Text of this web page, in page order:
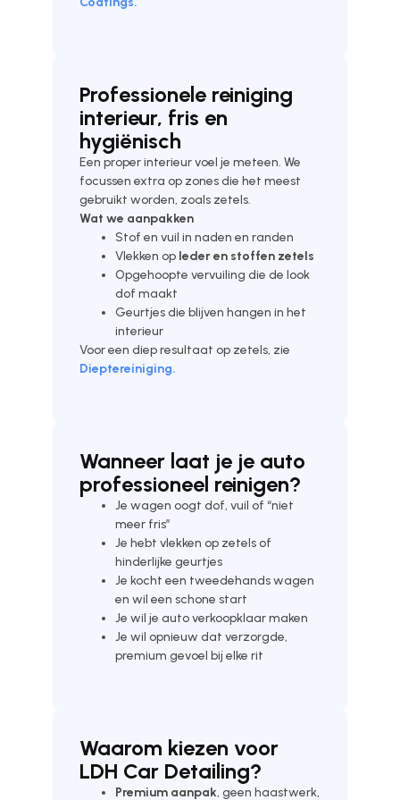
Professionele reiniging
interieur, fris en
hygiënisch
Een proper interieur voel je meteen. We
focussen extra op zones die het meest
gebruikt worden, zoals zetels.
Wat we aanpakken
Stof en vuil in naden en randen
Vlekken op leder en stoffen zetels
Opgehoopte vervuiling die de look
dof maakt
Geurtjes die blijven hangen in het
interieur
Voor een diep resultaat op zetels, zie
Dieptereiniging.
Wanneer laat je je auto
professioneel reinigen?
Je wagen oogt dof, vuil of “niet
meer fris”
Je hebt vlekken op zetels of
hinderlijke geurtjes
Je kocht een tweedehands wagen
en wil een schone start
Je wil je auto verkoopklaar maken
Je wil opnieuw dat verzorgde,
premium gevoel bij elke rit
Waarom kiezen voor
LDH Car Detailing?
Premium aanpak, geen haastwerk,